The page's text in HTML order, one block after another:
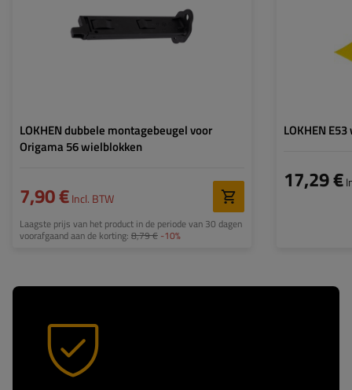
LOKHEN dubbele montagebeugel voor
Origama 56 wielblokken
7,90 €Incl. BTW
Laagste prijs van het product in de periode van 30 dagen
voorafgaand aan de korting: 8,79 € -10%
LOKHEN
17,29 €